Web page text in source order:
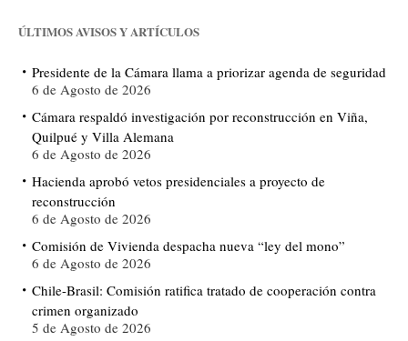
ÚLTIMOS AVISOS Y ARTÍCULOS
Presidente de la Cámara llama a priorizar agenda de seguridad
6 de Agosto de 2026
Cámara respaldó investigación por reconstrucción en Viña,
Quilpué y Villa Alemana
6 de Agosto de 2026
Hacienda aprobó vetos presidenciales a proyecto de
reconstrucción
6 de Agosto de 2026
Comisión de Vivienda despacha nueva “ley del mono”
6 de Agosto de 2026
Chile-Brasil: Comisión ratifica tratado de cooperación contra
crimen organizado
5 de Agosto de 2026